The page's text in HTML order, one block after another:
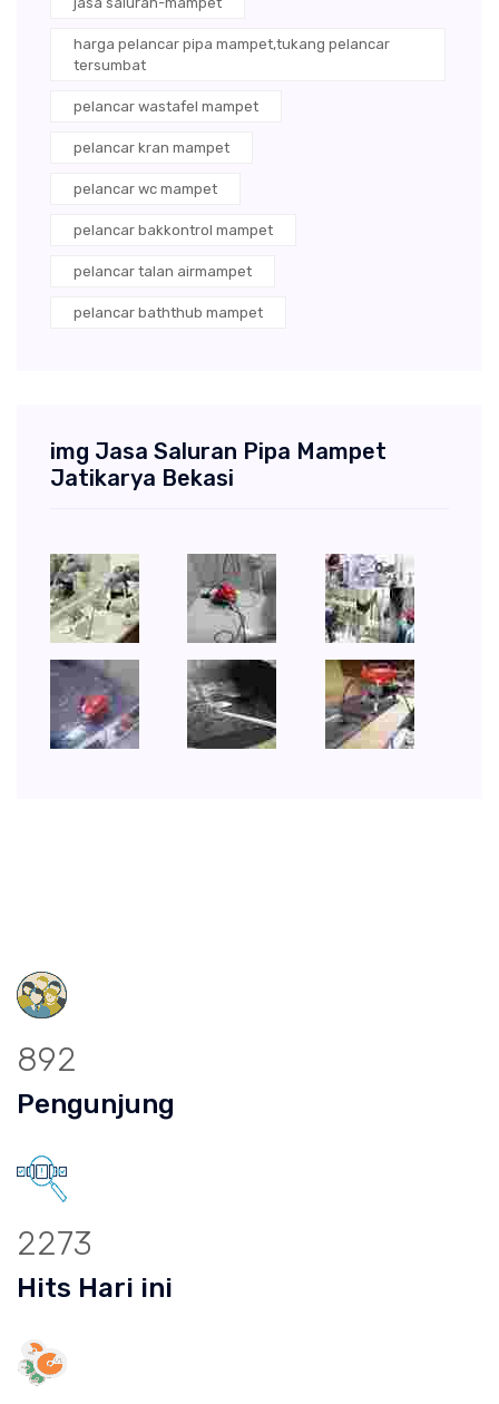
harga pelancar pipa mampet,tukang pelancar
tersumbat
pelancar wastafel mampet
pelancar kran mampet
pelancar wc mampet
pelancar bakkontrol mampet
pelancar talan airmampet
pelancar baththub mampet
img Jasa Saluran Pipa Mampet
Jatikarya Bekasi
892
Pengunjung
2273
Hits Hari ini